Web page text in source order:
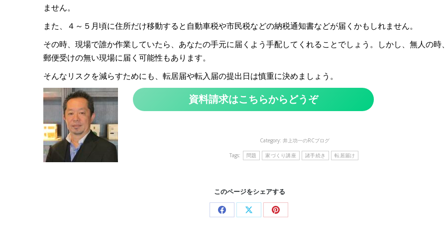
ません。
また、４～５月頃に住所だけ移動すると自動車税や市民税などの納税通知書などが届くかもしれません。
その時、現場で誰か作業していたら、あなたの手元に届くよう手配してくれることでしょう。しかし、無人の時、
郵便受けの無い現場に届く可能性もあります。
そんなリスクを減らすためにも、転居届や転入届の提出日は慎重に決めましょう。
資料請求はこちらからどうぞ
Category: 井上功一のRCブログ
Tags: 問題 家づくり講座 諸手続き 転居届け
このページをシェアする
Share Share Share